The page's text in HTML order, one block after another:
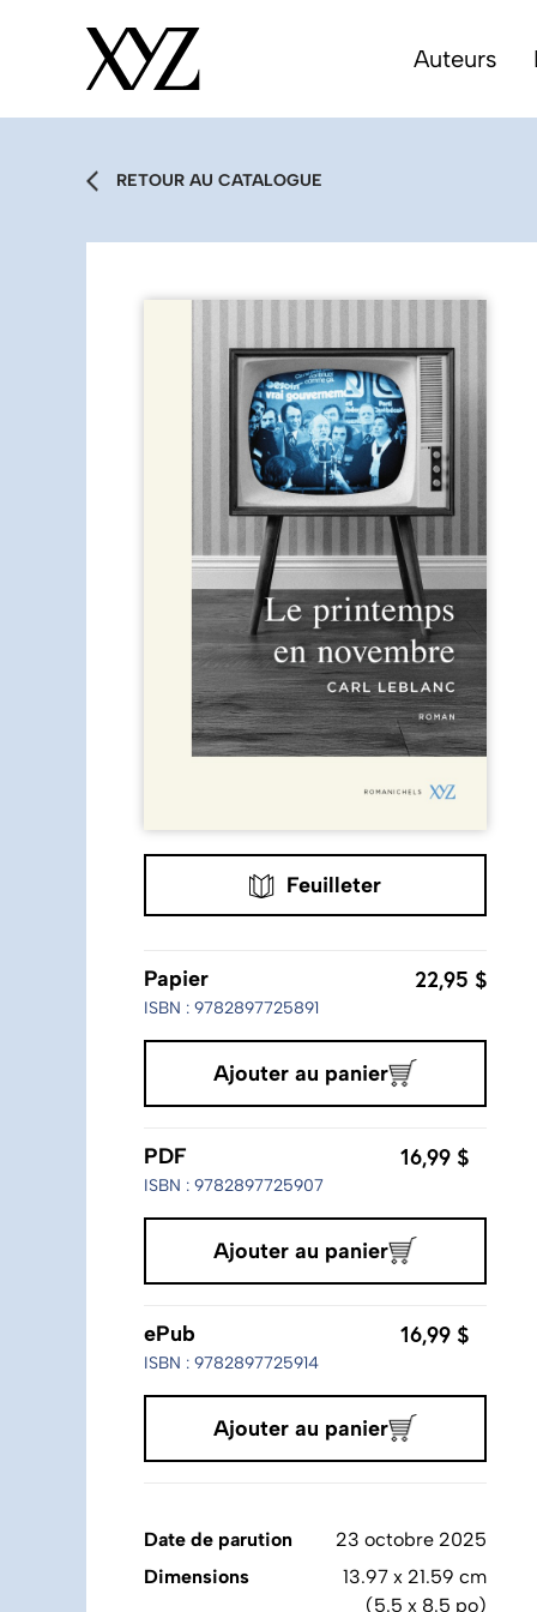
Auteurs
RETOUR AU CATALOGUE
Feuilleter
Papier
ISBN : 9782897725891
22,95 $
Ajouter au panier
PDF
ISBN : 9782897725907
16,99 $
Ajouter au panier
ePub
ISBN : 9782897725914
16,99 $
Ajouter au panier
Date de parution
23 octobre 2025
Dimensions
13.97 x 21.59 cm
(5.5 x 8.5 po)